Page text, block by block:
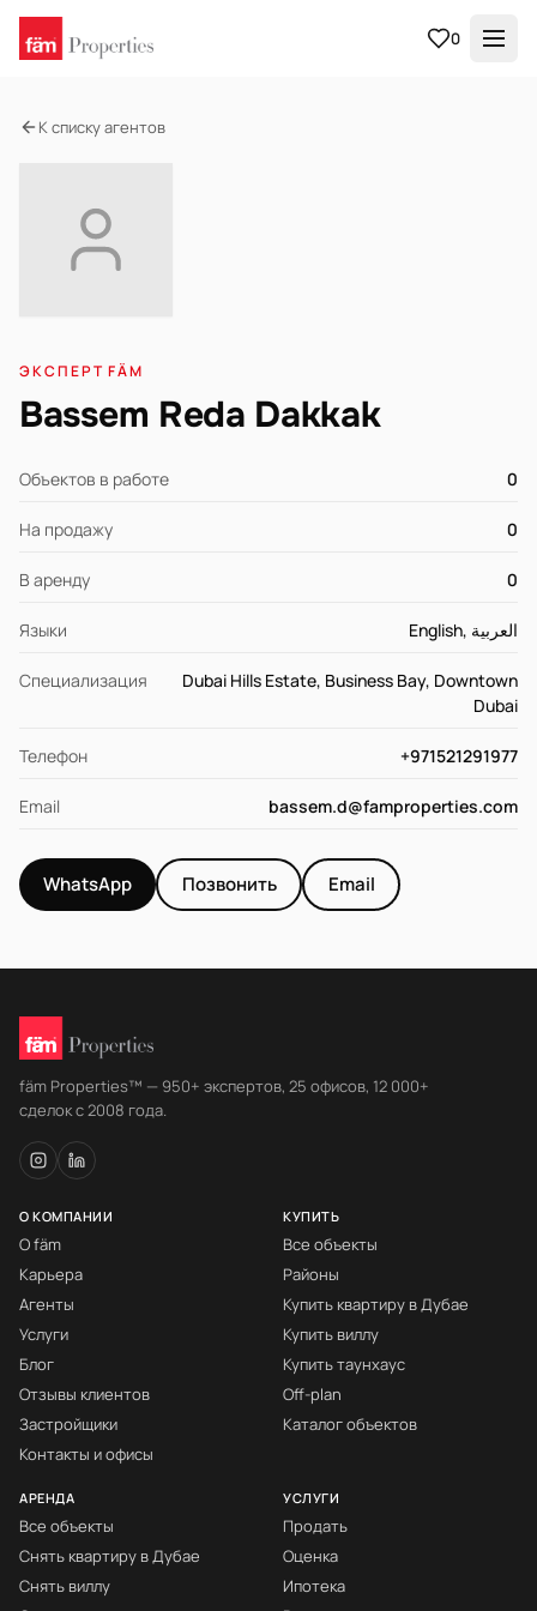
0
К списку агентов
ЭКСПЕРТ FÄM
Bassem Reda Dakkak
Объектов в работе 0
На продажу 0
В аренду 0
Языки English, العربية
Специализация
Dubai Hills Estate, Business Bay, Downtown
Dubai
Телефон +971521291977
Email bassem.d@famproperties.com
WhatsApp Позвонить Email
fäm Properties™ — 950+ экспертов, 25 офисов, 12 000+
сделок с 2008 года.
О КОМПАНИИ
О fäm
Карьера
Агенты
Услуги
Блог
Отзывы клиентов
Застройщики
Контакты и офисы
КУПИТЬ
Все объекты
Районы
Купить квартиру в Дубае
Купить виллу
Купить таунхаус
Off-plan
Каталог объектов
АРЕНДА
Все объекты
Снять квартиру в Дубае
Снять виллу
УСЛУГИ
Продать
Оценка
Ипотека